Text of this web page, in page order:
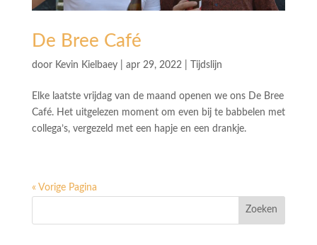
De Bree Café
door Kevin Kielbaey| apr 29, 2022| Tijdslijn
Elke laatste vrijdag van de maand openen we ons De Bree
Café. Het uitgelezen moment om even bij te babbelen met
collega’s, vergezeld met een hapje en een drankje.
« Vorige Pagina